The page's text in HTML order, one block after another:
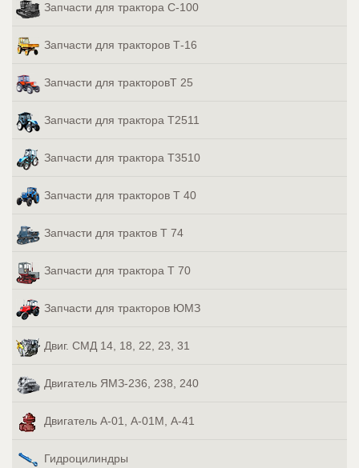
Запчасти для трактора С-100
Запчасти для тракторов Т-16
Запчасти для тракторовТ 25
Запчасти для трактора Т2511
Запчасти для трактора Т3510
Запчасти для тракторов Т 40
Запчасти для трактов Т 74
Запчасти для трактора Т 70
Запчасти для тракторов ЮМЗ
Двиг. СМД 14, 18, 22, 23, 31
Двигатель ЯМЗ-236, 238, 240
Двигатель А-01, А-01М, А-41
Гидроцилиндры